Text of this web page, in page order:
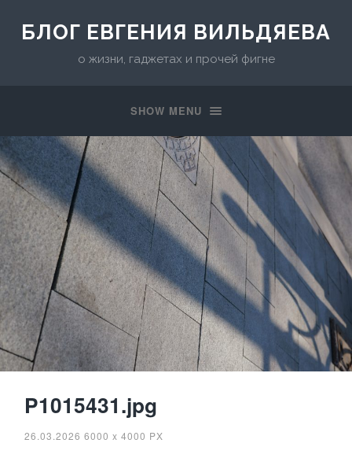
БЛОГ ЕВГЕНИЯ ВИЛЬДЯЕВА
о жизни, гаджетах и прочей фигне
SHOW MENU
P1015431.jpg
26.03.2026 6000x 4000 PX